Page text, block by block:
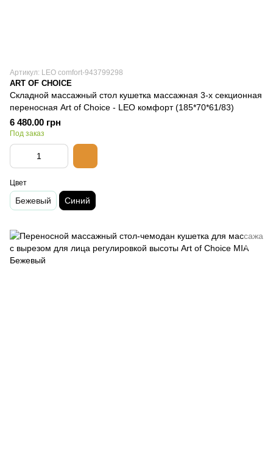
Артикул: LEO comfort-943799298
ART OF CHOICE
Складной массажный стол кушетка массажная 3-х секционная
переносная Art of Choice - LEO комфорт (185*70*61/83)
6 480.00 грн
Под заказ
Цвет
Бежевый Синий